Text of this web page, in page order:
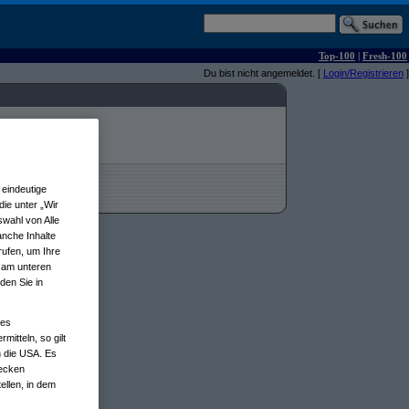
Top-100 | Fresh-100
Du bist nicht angemeldet. [ Login/Registrieren ]
unter „Wir
von Alle
Inhalte
um Ihre
unteren
Sie in
so gilt
die USA. Es
in dem